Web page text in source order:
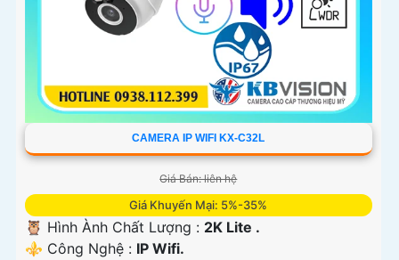
CAMERA IP WIFI KX-C32L
Giá Bán: liên hệ
Giá Khuyến Mại: 5%-35%
🦉 Hình Ành Chất Lượng : 2K Lite .
⚜️ Công Nghệ : IP Wifi.